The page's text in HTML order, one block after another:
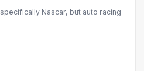
Nascar, but auto racing